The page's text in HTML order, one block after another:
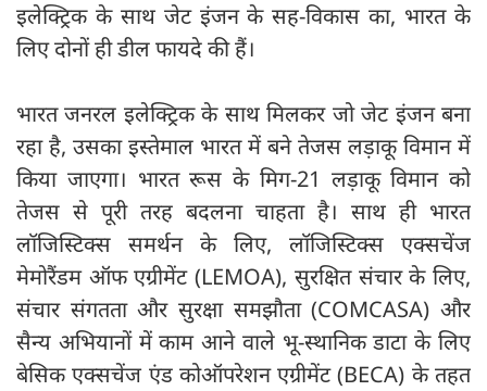
इलेक्ट्रिक के साथ जेट इंजन के सह-विकास का, भारत के
लिए दोनों ही डील फायदे की हैं।
भारत जनरल इलेक्ट्रिक के साथ मिलकर जो जेट इंजन बना
रहा है, उसका इस्तेमाल भारत में बने तेजस लड़ाकू विमान में
किया जाएगा। भारत रूस के मिग-21 लड़ाकू विमान को
तेजस से पूरी तरह बदलना चाहता है। साथ ही भारत
लॉजिस्टिक्स समर्थन के लिए, लॉजिस्टिक्स एक्सचेंज
मेमोरैंडम ऑफ एग्रीमेंट (LEMOA), सुरक्षित संचार के लिए,
संचार संगतता और सुरक्षा समझौता (COMCASA) और
सैन्य अभियानों में काम आने वाले भू-स्थानिक डाटा के लिए
बेसिक एक्सचेंज एंड कोऑपरेशन एग्रीमेंट (BECA) के तहत